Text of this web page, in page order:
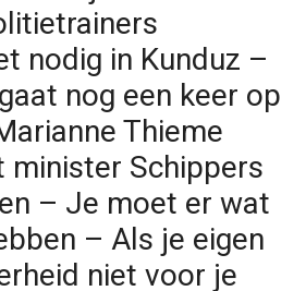
nodig in Kunduz –
nog een keer op
Thieme
minister Schippers
– Je moet er wat
– Als je eigen
niet voor je